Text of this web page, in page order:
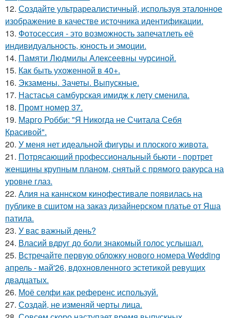
12. Создайте ультрареалистичный, используя эталонное
изображение в качестве источника идентификации.
13. Фотосессия - это возможность запечатлеть её
индивидуальность, юность и эмоции.
14. Памяти Людмилы Алексеевны чурсиной.
15. Как быть ухоженной в 40+.
16. Экзамены. Зачеты. Выпускные.
17. Настасья самбурская имидж к лету сменила.
18. Промт номер 37.
19. Марго Робби: "Я Никогда не Считала Себя
Красивой".
20. У меня нет идеальной фигуры и плоского живота.
21. Потрясающий профессиональный бьюти - портрет
женщины крупным планом, снятый с прямого ракурса на
уровне глаз.
22. Алия на каннском кинофестивале появилась на
публике в сшитом на заказ дизайнерском платье от Яша
патила.
23. У вас важный день?
24. Власий вдруг до боли знакомый голос услышал.
25. Встречайте первую обложку нового номера Wedding
апрель - май'26, вдохновленного эстетикой ревущих
двадцатых.
26. Моё селфи как референс используй.
27. Создай, не изменяй черты лица.